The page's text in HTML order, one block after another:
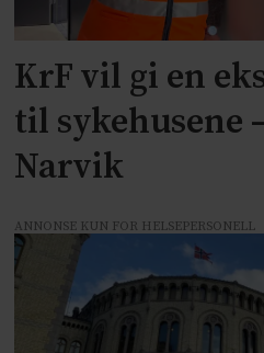
KrF vil gi en
til sykehusene
Narvik
ANNONSE KUN FOR HELSEPERSONELL